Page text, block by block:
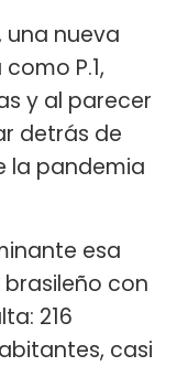
una nueva
P.1,
y al parecer
detrás de
la pandemia
esa
con
216
casi